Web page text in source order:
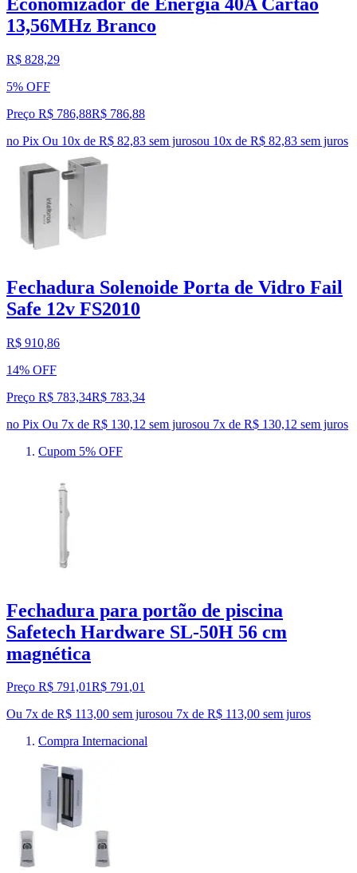
13,56MHz Branco
R$ 828,29
5% OFF
Preço R$ 786,88R$ 786,88
no Pix Ou 10x de R$ 82,83 sem jurosou 10x de R$ 82,83 sem juros
Fechadura Solenoide Porta de Vidro Fail
Safe 12v FS2010
R$ 910,86
14% OFF
Preço R$ 783,34R$ 783,34
no Pix Ou 7x de R$ 130,12 sem jurosou 7x de R$ 130,12 sem juros
Cupom 5% OFF
Fechadura para portão de piscina
Safetech Hardware SL-50H 56 cm
magnética
Preço R$ 791,01R$ 791,01
Ou 7x de R$ 113,00 sem jurosou 7x de R$ 113,00 sem juros
Compra Internacional